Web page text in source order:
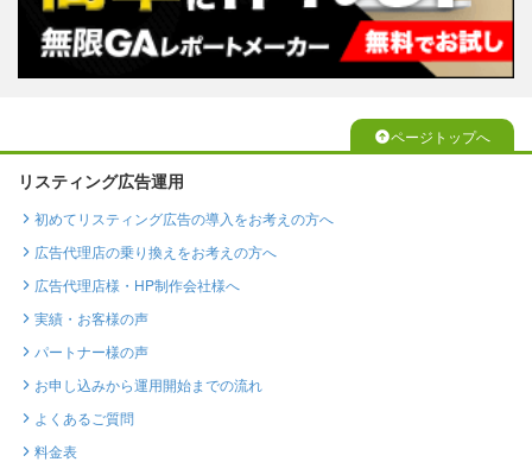
ページトップへ
リスティング広告運用
初めてリスティング広告の導入をお考えの方へ
広告代理店の乗り換えをお考えの方へ
広告代理店様・HP制作会社様へ
実績・お客様の声
パートナー様の声
お申し込みから運用開始までの流れ
よくあるご質問
料金表